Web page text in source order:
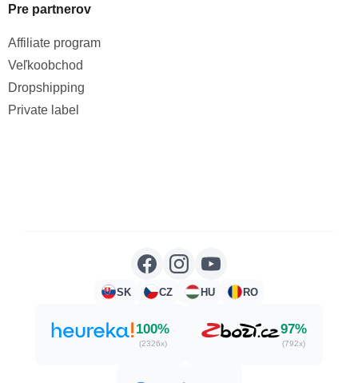
Pre partnerov
Affiliate program
Veľkoobchod
Dropshipping
Private label
SK CZ HU RO
100%
(2326x)
97%
(792x)